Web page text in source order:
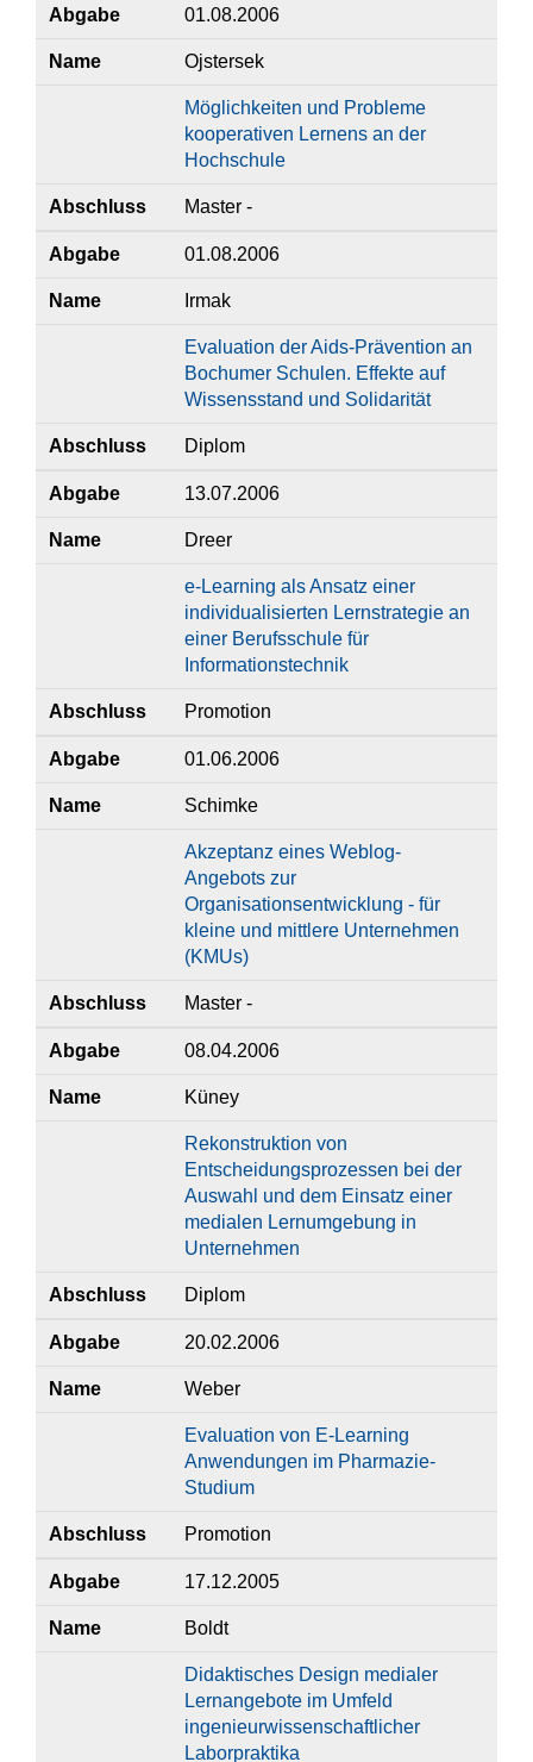
Abgabe 01.08.2006
Name Ojstersek
Möglichkeiten und Probleme
kooperativen Lernens an der
Hochschule
Abschluss Master -
Abgabe 01.08.2006
Name Irmak
Evaluation der Aids-Prävention an
Bochumer Schulen. Effekte auf
Wissensstand und Solidarität
Abschluss Diplom
Abgabe 13.07.2006
Name Dreer
e-Learning als Ansatz einer
individualisierten Lernstrategie an
einer Berufsschule für
Informationstechnik
Abschluss Promotion
Abgabe 01.06.2006
Name Schimke
Akzeptanz eines Weblog-
Angebots zur
Organisationsentwicklung - für
kleine und mittlere Unternehmen
(KMUs)
Abschluss Master -
Abgabe 08.04.2006
Name Küney
Rekonstruktion von
Entscheidungsprozessen bei der
Auswahl und dem Einsatz einer
medialen Lernumgebung in
Unternehmen
Abschluss Diplom
Abgabe 20.02.2006
Name Weber
Evaluation von E-Learning
Anwendungen im Pharmazie-
Studium
Abschluss Promotion
Abgabe 17.12.2005
Name Boldt
Didaktisches Design medialer
Lernangebote im Umfeld
ingenieurwissenschaftlicher
Laborpraktika